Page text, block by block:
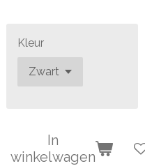
Kleur
In
winkelwagen